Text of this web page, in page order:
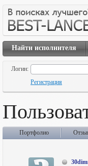
Найти исполнителя
Логин:
Регистрация
Портфолио